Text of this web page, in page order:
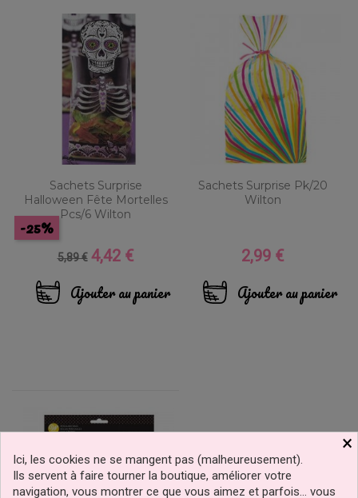
Sachets Surprise
Halloween Fête Mortelles
Pcs/6 Wilton
Prix
base
5,89 €
-25%
Prix
4,42 €
Ajouter au panier
Sachets Surprise Pk/20
Wilton
Prix
2,99 €
Ajouter au panier
×
Ici, les cookies ne se mangent pas (malheureusement).
Ils servent à faire tourner la boutique, améliorer votre
navigation, vous montrer ce que vous aimez et parfois… vous